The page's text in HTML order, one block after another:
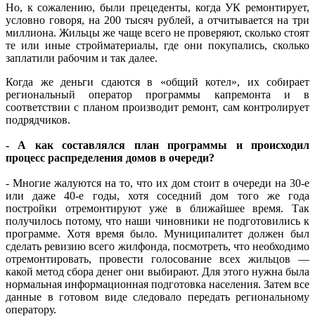
Но, к сожалению, были прецеденты, когда УК ремонтирует,
условно говоря, на 200 тысяч рублей, а отчитывается на три
миллиона. Жильцы же чаще всего не проверяют, сколько стоят
те или иные стройматериалы, где они покупались, сколько
заплатили рабочим и так далее.
Когда же деньги сдаются в «общий котел», их собирает
региональный оператор программы капремонта и в
соответствии с планом производит ремонт, сам контролирует
подрядчиков.
- А как составлялся план программы и происходил
процесс распределения домов в очереди?
- Многие жалуются на то, что их дом стоит в очереди на 30-е
или даже 40-е годы, хотя соседний дом того же года
постройки отремонтируют уже в ближайшее время. Так
получилось потому, что наши чиновники не подготовились к
программе. Хотя время было. Муниципалитет должен был
сделать ревизию всего жилфонда, посмотреть, что необходимо
отремонтировать, провести голосование всех жильцов —
какой метод сбора денег они выбирают. Для этого нужна была
нормальная информационная подготовка населения. Затем все
данные в готовом виде следовало передать региональному
оператору.